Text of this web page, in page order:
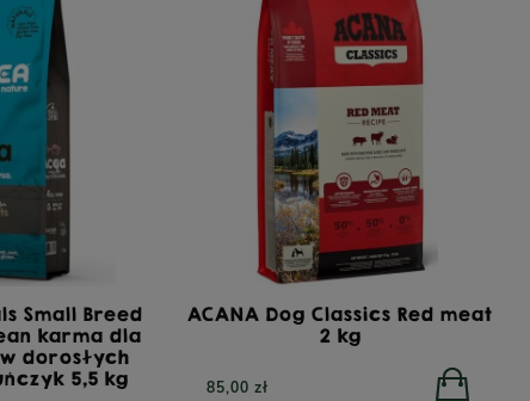
Small Breed
karma dla
dorosłych
5,5 kg
ACANA Dog Classics Red meat
2 kg
85,00 zł